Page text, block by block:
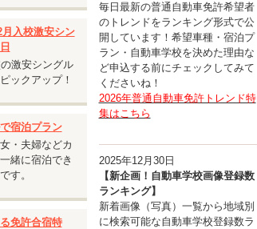
ン』
月入校激安シン
激安シングル
ックアップ！
宿泊プラン
・夫婦などカ
緒に宿泊でき
す。
免許合宿特
毎日最新の普通自動車免許希望者
のトレンドをランキング形式で公
開しています！希望車種・宿泊プ
ラン・自動車学校を決めた理由な
ど申込する前にチェックしてみて
くださいね！
2026年普通自動車免許トレンド特
集はこちら
2025年12月30日
【新企画！自動車学校画像登録数
ランキング】
新着画像（写真）一覧から地域別
に検索可能な自動車学校登録数ラ